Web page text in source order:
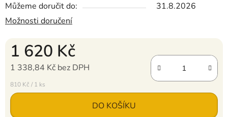
Můžeme doručit do:
31.8.2026
Možnosti doručení
1 620 Kč
1 338,84 Kč bez DPH
Měrná cena:
810 Kč / 1 ks
DO KOŠÍKU